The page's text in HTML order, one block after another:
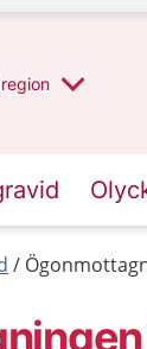
region